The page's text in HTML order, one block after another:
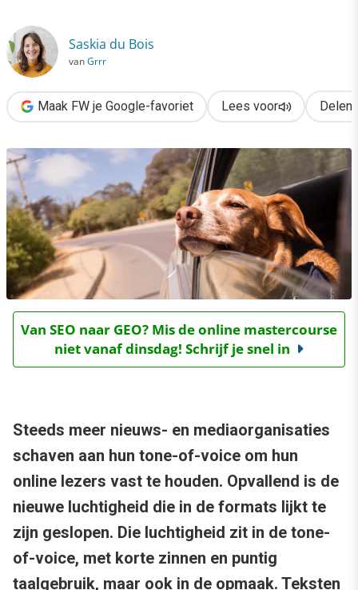
Saskia du Bois
vanGrrr
Maak FW je Google-favoriet Lees voor Delen
Van SEO naar GEO? Mis de online mastercourse
niet vanaf dinsdag! Schrijf je snel in
Steeds meer nieuws- en mediaorganisaties
schaven aan hun tone-of-voice om hun
online lezers vast te houden. Opvallend is de
nieuwe luchtigheid die in de formats lijkt te
zijn geslopen. Die luchtigheid zit in de tone-
of-voice, met korte zinnen en puntig
taalgebruik, maar ook in de opmaak. Teksten